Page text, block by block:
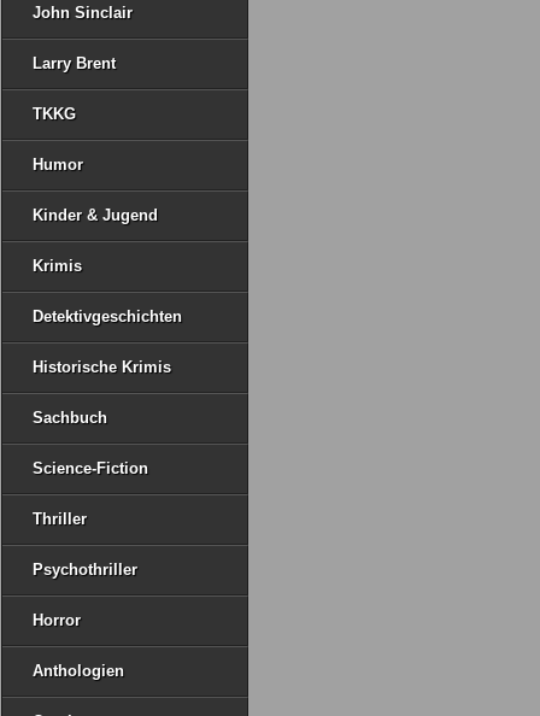
John Sinclair
Larry Brent
TKKG
Humor
Kinder & Jugend
Krimis
Detektivgeschichten
Historische Krimis
Sachbuch
Science-Fiction
Thriller
Psychothriller
Horror
Anthologien